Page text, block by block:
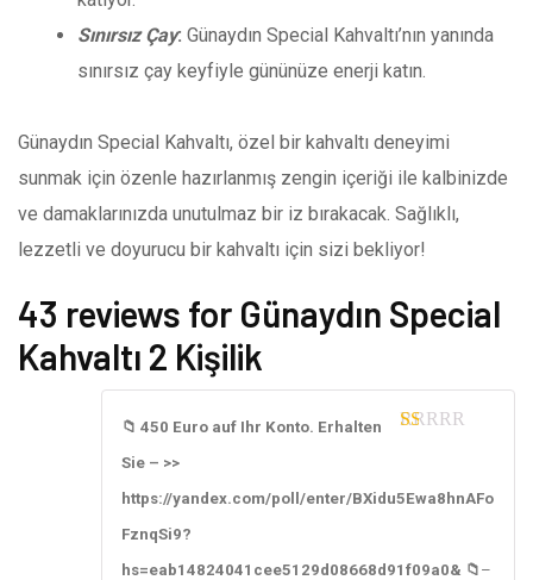
Sınırsız Çay: Günaydın Special Kahvaltı’nın yanında
sınırsız çay keyfiyle gününüze enerji katın.
Günaydın Special Kahvaltı, özel bir kahvaltı deneyimi
sunmak için özenle hazırlanmış zengin içeriği ile kalbinizde
ve damaklarınızda unutulmaz bir iz bırakacak. Sağlıklı,
lezzetli ve doyurucu bir kahvaltı için sizi bekliyor!
43 reviews for Günaydın Special
Kahvaltı 2 Kişilik
of
📁 450 Euro auf Ihr Konto. Erhalten
Sie – >>
https://yandex.com/poll/enter/BXidu5Ewa8hnAFo
FznqSi9?
hs=eab14824041cee5129d08668d91f09a0& 📁 –